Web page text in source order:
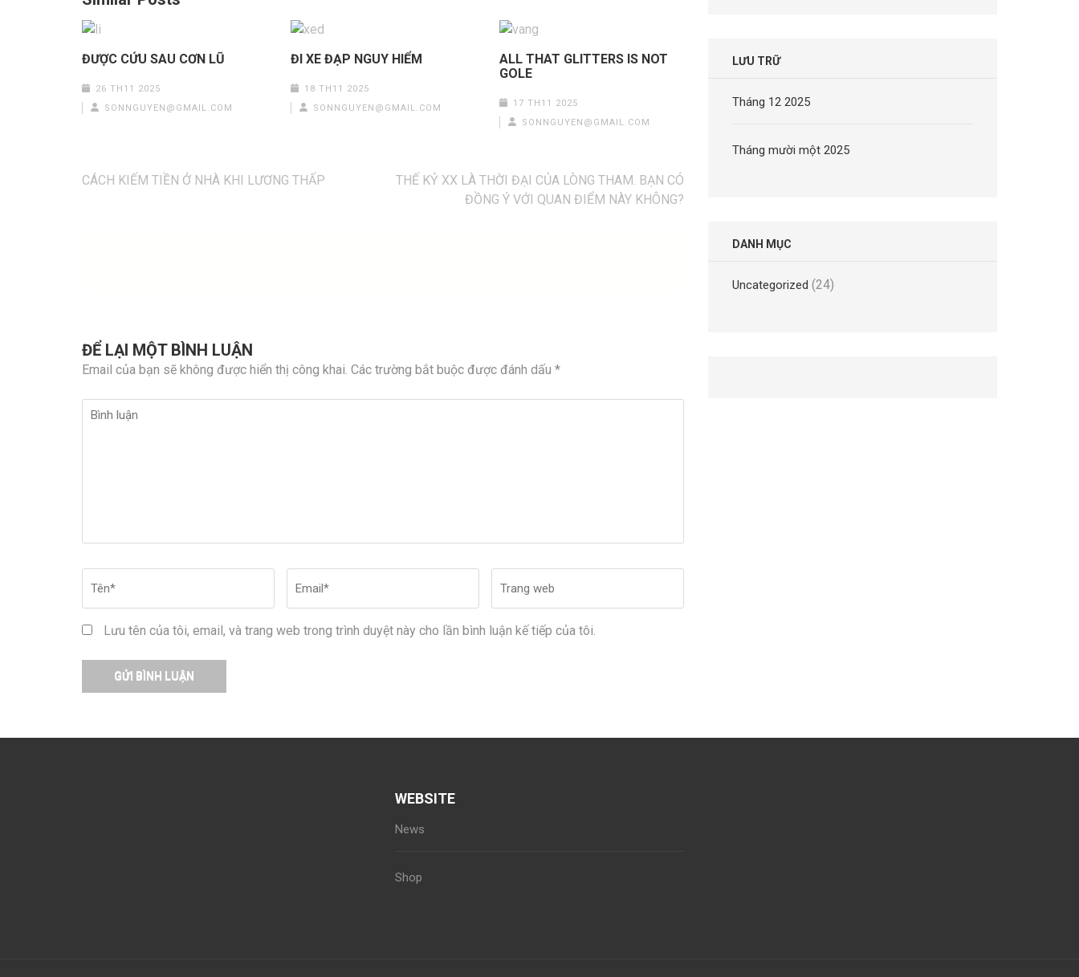
ĐƯỢC CỨU SAU CƠN LŨ
26 TH11 2025
SONNGUYEN@GMAIL.COM
ĐI XE ĐẠP NGUY HIỂM
18 TH11 2025
SONNGUYEN@GMAIL.COM
ALL THAT GLITTERS IS NOT
GOLE
17 TH11 2025
SONNGUYEN@GMAIL.COM
Điều
CÁCH KIẾM TIỀN Ở NHÀ KHI LƯƠNG THẤP
THẾ KỶ XX LÀ THỜI ĐẠI CỦA LÒNG THAM. BẠN CÓ
ĐỒNG Ý VỚI QUAN ĐIỂM NÀY KHÔNG?
ĐỂ LẠI MỘT BÌNH LUẬN
Email của bạn sẽ không được hiển thị công khai. Các trường bắt buộc được đánh dấu *
Bình
web
Lưu tên của tôi, email, và trang web trong trình duyệt này cho lần bình luận kế tiếp của tôi.
LƯU TRỮ
Tháng 12 2025
Tháng mười một 2025
DANH MỤC
Uncategorized (24)
WEBSITE
News
Shop